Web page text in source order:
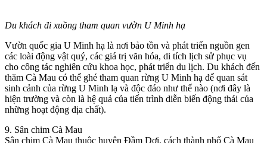
Du khách đi xuồng tham quan vườn U Minh hạ
Vườn quốc gia U Minh hạ là nơi bảo tồn và phát triển nguồn gen
các loài động vật quý, các giá trị văn hóa, di tích lịch sử phục vụ
cho công tác nghiên cứu khoa học, phát triển du lịch. Du khách đến
thăm Cà Mau có thể ghé tham quan rừng U Minh hạ để quan sát
sinh cảnh của rừng U Minh lạ và độc đáo như thế nào (nơi đây là
hiện trường và còn là hệ quả của tiến trình diễn biến động thái của
những hoạt động địa chất).
9. Sân chim Cà Mau
Sân chim Cà Mau thuộc huyện Đầm Dơi, cách thành phố Cà Mau